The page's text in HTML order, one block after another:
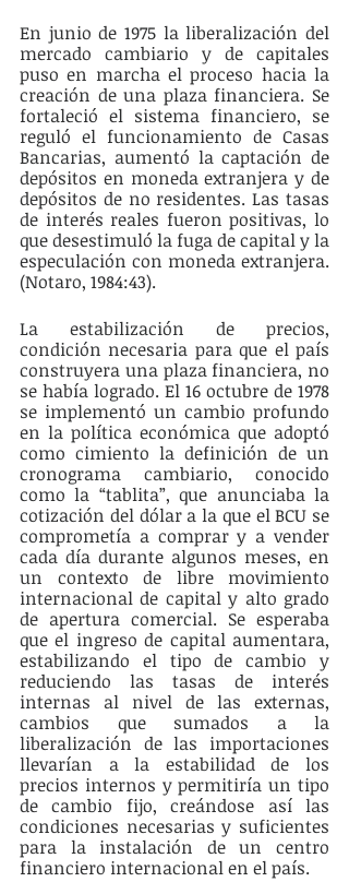
En junio de 1975 la liberalización del
mercado cambiario y de capitales
puso en marcha el proceso hacia la
creación de una plaza financiera. Se
fortaleció el sistema financiero, se
reguló el funcionamiento de Casas
Bancarias, aumentó la captación de
depósitos en moneda extranjera y de
depósitos de no residentes. Las tasas
de interés reales fueron positivas, lo
que desestimuló la fuga de capital y la
especulación con moneda extranjera.
(Notaro, 1984:43).
La estabilización de precios,
condición necesaria para que el país
construyera una plaza financiera, no
se había logrado. El 16 octubre de 1978
se implementó un cambio profundo
en la política económica que adoptó
como cimiento la definición de un
cronograma cambiario, conocido
como la “tablita”, que anunciaba la
cotización del dólar a la que el BCU se
comprometía a comprar y a vender
cada día durante algunos meses, en
un contexto de libre movimiento
internacional de capital y alto grado
de apertura comercial. Se esperaba
que el ingreso de capital aumentara,
estabilizando el tipo de cambio y
reduciendo las tasas de interés
internas al nivel de las externas,
cambios que sumados a la
liberalización de las importaciones
llevarían a la estabilidad de los
precios internos y permitiría un tipo
de cambio fijo, creándose así las
condiciones necesarias y suficientes
para la instalación de un centro
financiero internacional en el país.